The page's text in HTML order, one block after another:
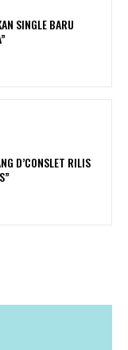
SINGLE BARU
D’CONSLET RILIS